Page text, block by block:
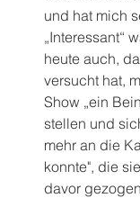
und hat mich
„Interessant“
heute auch,
versucht hat,
Show „ein
stellen und
mehr an die
konnte", die
davor